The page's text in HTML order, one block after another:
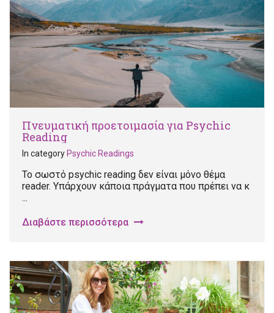
Πνευματική προετοιμασία για Psychic
Reading
In category Psychic Readings
Το σωστό psychic reading δεν είναι μόνο θέμα
reader. Υπάρχουν κάποια πράγματα που πρέπει να κ
...
Διαβάστε περισσότερα